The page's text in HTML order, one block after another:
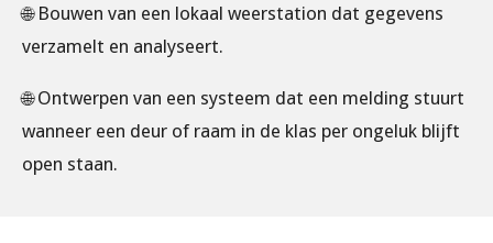
🌐 Bouwen van een lokaal weerstation dat gegevens
verzamelt en analyseert.
🌐 Ontwerpen van een systeem dat een melding stuurt
wanneer een deur of raam in de klas per ongeluk blijft
open staan.